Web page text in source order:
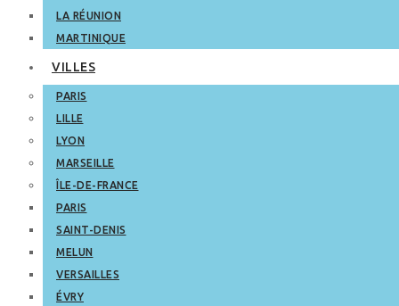
LA RÉUNION
MARTINIQUE
VILLES
PARIS
LILLE
LYON
MARSEILLE
ÎLE-DE-FRANCE
PARIS
SAINT-DENIS
MELUN
VERSAILLES
ÉVRY